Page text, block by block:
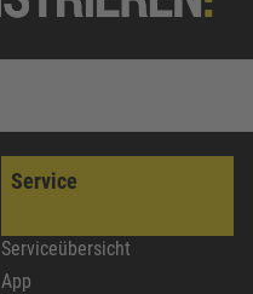
Service
Serviceübersicht
App